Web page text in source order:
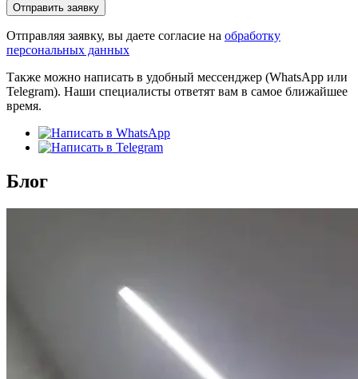
Отправить заявку
Отправляя заявку, вы даете согласие на обработку
персональных данных
Также можно написать в удобный мессенджер (WhatsApp или
Telegram). Наши специалисты ответят вам в самое ближайшее
время.
Блог